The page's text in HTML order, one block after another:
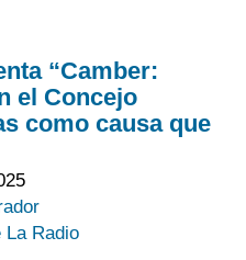
“Camber:
el Concejo
como causa que
La Radio